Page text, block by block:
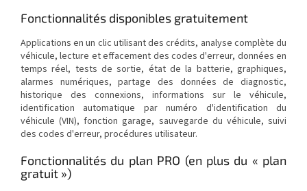
Fonctionnalités disponibles gratuitement
Applications en un clic utilisant des crédits, analyse complète du
véhicule, lecture et effacement des codes d'erreur, données en
temps réel, tests de sortie, état de la batterie, graphiques,
alarmes numériques, partage des données de diagnostic,
historique des connexions, informations sur le véhicule,
identification automatique par numéro d'identification du
véhicule (VIN), fonction garage, sauvegarde du véhicule, suivi
des codes d'erreur, procédures utilisateur.
Fonctionnalités du plan PRO (en plus du « plan
gratuit »)